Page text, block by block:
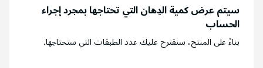
سيتم عرض كمية الدِهان التي تحتاجها بمجرد إجراء
الحساب
بناءً على المنتج، سنقترح عليك عدد الطبقات التي ستحتاجها.